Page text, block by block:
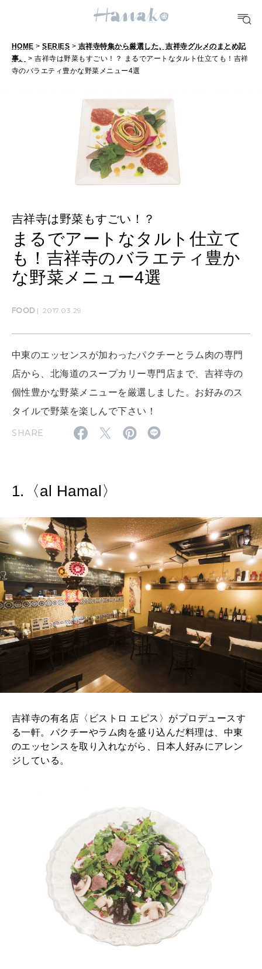
TRAVEL
どこ行く？
FORTUNE
[12星座別] Weekly Holoscope
[12星座別] Monthly Love Holoscope
女神まり愛のタロットメッセージ
HEALTH
自分にやさしく
LEARN
MAMA
ママもいろいろ
CULTURE
自分を耕す
WORK&MONEY
いい人生って？
2026年9月号「北海道 おいしく遊ぶ、夏のご褒美旅。」
2026年8月号『お茶の時間です。』
2026年7月号「鎌倉 ローカルが 教えてくれた 本当の歩き方。」
2026年6月号「大銀座 トレンドが生まれる 新しい一流店へ。」
2026年5月号「“大好き”に出会いに。韓国」
2026年4月号「未来をつくる、学びの教科書。」
2026年3月号「スイーツ予想図 2026」
2026年2月号「良運を掴む 新・開運術。」
2026年1月号「猫がいれば、幸せ」
MAGAZINE MOOK
FOLLOW US!
HOME >SERIES > 吉祥寺特集から厳選した、吉祥寺グルメのまとめ記
事。
> 吉祥寺は野菜もすごい！？ まるでアートなタルト仕立ても！吉祥
寺のバラエティ豊かな野菜メニュー4選
吉祥寺は野菜もすごい！？
まるでアートなタルト仕立て
も！吉祥寺のバラエティ豊か
な野菜メニュー4選
FOOD 2017.03.29
中東のエッセンスが加わったパクチーとラム肉の専門
店から、北海道のスープカリー専門店まで、吉祥寺の
個性豊かな野菜メニューを厳選しました。お好みのス
タイルで野菜を楽しんで下さい！
SHARE
1.〈al Hamal〉
吉祥寺の有名店〈ビストロ エピス〉がプロデュースす
る一軒。パクチーやラム肉を盛り込んだ料理は、中東
のエッセンスを取り入れながら、日本人好みにアレン
ジしている。